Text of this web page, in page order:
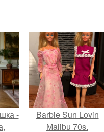
-
Barbie Sun Lovin
Malibu 70s.